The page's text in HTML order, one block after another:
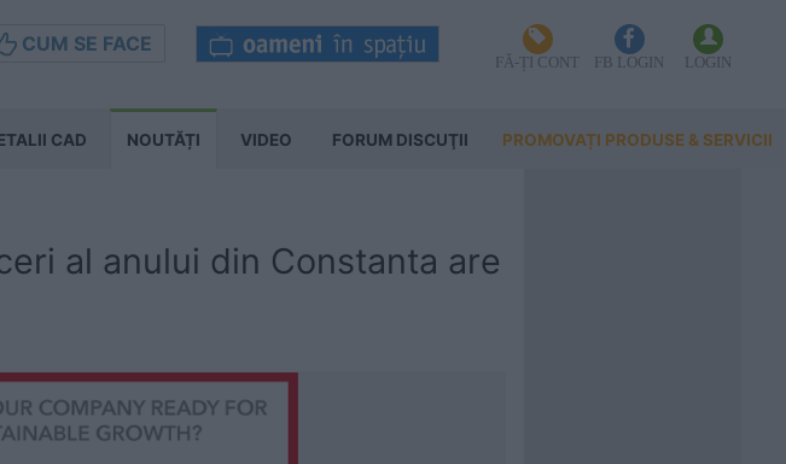
CUM SE FACE
FĂ-ȚI CONT FB LOGIN LOGIN
CAD NOUTĂȚI VIDEO FORUM DISCUŢII PROMOVAȚI PRODUSE & SERVICII
al anului din Constanta are